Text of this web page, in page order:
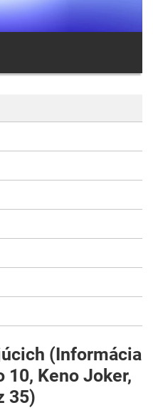
(Informácia
Keno Joker,
35)